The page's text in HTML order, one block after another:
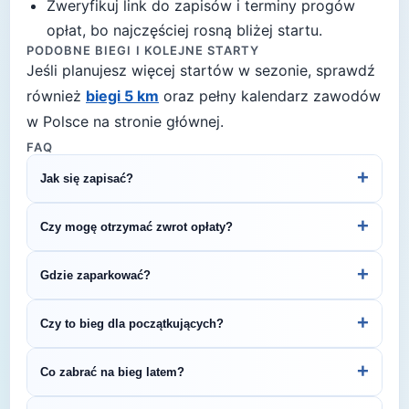
Zweryfikuj link do zapisów i terminy progów
opłat, bo najczęściej rosną bliżej startu.
PODOBNE BIEGI I KOLEJNE STARTY
Jeśli planujesz więcej startów w sezonie, sprawdź
również biegi 5 km oraz pełny kalendarz zawodów
w Polsce na stronie głównej.
FAQ
Jak się zapisać? +
przejść do strony organizatora z formularzem
rejestracyjnym.
Czy mogę otrzymać zwrot opłaty? +
regulamin biegu lub skontaktuj się z
organizatorem.
Gdzie zaparkować? +
— szczegóły znajdziesz w opisie biegu lub na
stronie organizatora.
Czy to bieg dla początkujących? +
biegowe. To krótki, satysfakcjonujący bieg, który
pozwala sprawdzić swoje możliwości bez
Co zabrać na bieg latem? +